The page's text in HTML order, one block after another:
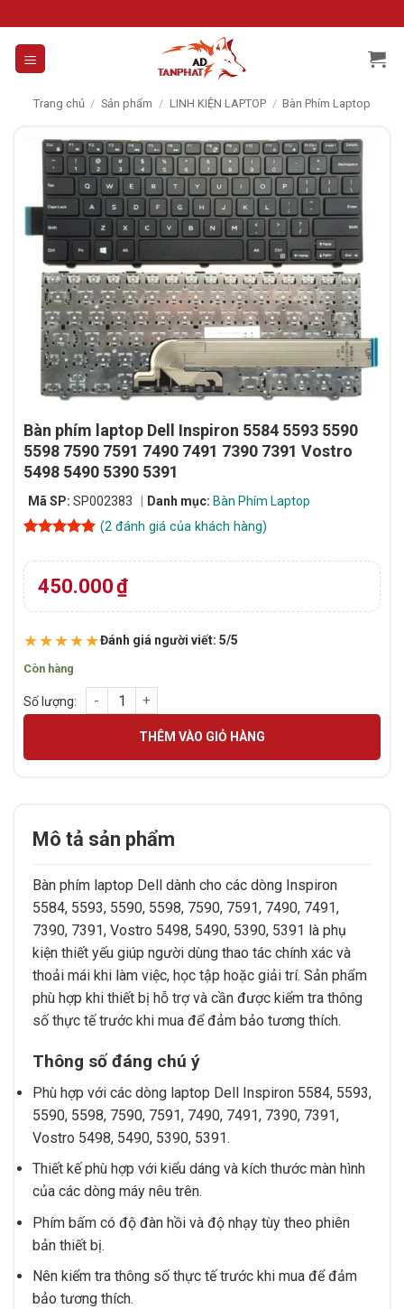
to
content
Trang chủ / Sản phẩm / LINH KIỆN LAPTOP / Bàn Phím Laptop
Bàn phím laptop Dell Inspiron 5584 5593 5590
5598 7590 7591 7490 7491 7390 7391 Vostro
5498 5490 5390 5391
Mã SP: SP002383 Danh mục: Bàn Phím Laptop
dựa trên
đánh giá
(2 đánh giá của khách hàng)
450.000₫
★★★★★Đánh giá người viết: 5/5
Còn hàng
Bàn phím laptop Dell Inspiron 5584 5593 5590 5598 7590
THÊM VÀO GIỎ HÀNG
Mô tả sản phẩm
Bàn phím laptop Dell dành cho các dòng Inspiron
5584, 5593, 5590, 5598, 7590, 7591, 7490, 7491,
7390, 7391, Vostro 5498, 5490, 5390, 5391 là phụ
kiện thiết yếu giúp người dùng thao tác chính xác và
thoải mái khi làm việc, học tập hoặc giải trí. Sản phẩm
phù hợp khi thiết bị hỗ trợ và cần được kiểm tra thông
số thực tế trước khi mua để đảm bảo tương thích.
Thông số đáng chú ý
Phù hợp với các dòng laptop Dell Inspiron 5584, 5593,
5590, 5598, 7590, 7591, 7490, 7491, 7390, 7391,
Vostro 5498, 5490, 5390, 5391.
Thiết kế phù hợp với kiểu dáng và kích thước màn hình
của các dòng máy nêu trên.
Phím bấm có độ đàn hồi và độ nhạy tùy theo phiên
bản thiết bị.
Nên kiểm tra thông số thực tế trước khi mua để đảm
bảo tương thích.